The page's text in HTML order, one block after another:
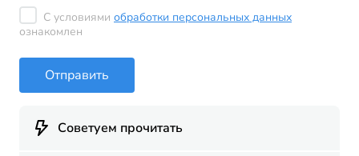
С условиями обработки персональных данных
ознакомлен
Отправить
Советуем прочитать